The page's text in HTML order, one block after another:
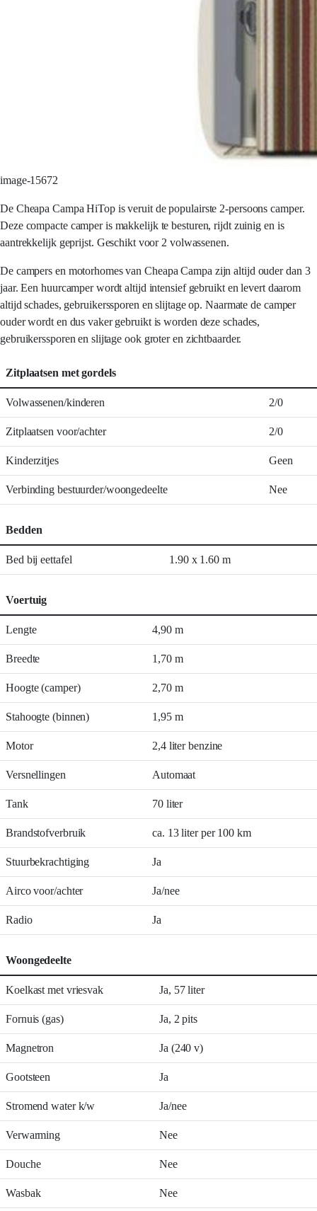
image-15672
De Cheapa Campa HiTop is veruit de populairste 2-persoons camper.
Deze compacte camper is makkelijk te besturen, rijdt zuinig en is
aantrekkelijk geprijst. Geschikt voor 2 volwassenen.
De campers en motorhomes van Cheapa Campa zijn altijd ouder dan 3
jaar. Een huurcamper wordt altijd intensief gebruikt en levert daarom
altijd schades, gebruikerssporen en slijtage op. Naarmate de camper
ouder wordt en dus vaker gebruikt is worden deze schades,
gebruikerssporen en slijtage ook groter en zichtbaarder.
Zitplaatsen met gordels
Volwassenen/kinderen 2/0
Zitplaatsen voor/achter 2/0
Kinderzitjes Geen
Verbinding bestuurder/woongedeelte Nee
Bedden
Bed bij eettafel 1.90 x 1.60 m
Voertuig
Lengte 4,90 m
Breedte 1,70 m
Hoogte (camper) 2,70 m
Stahoogte (binnen) 1,95 m
Motor 2,4 liter benzine
Versnellingen Automaat
Tank 70 liter
Brandstofverbruik ca. 13 liter per 100 km
Stuurbekrachtiging Ja
Airco voor/achter Ja/nee
Radio Ja
Woongedeelte
Koelkast met vriesvak Ja, 57 liter
Fornuis (gas) Ja, 2 pits
Magnetron Ja (240 v)
Gootsteen Ja
Stromend water k/w Ja/nee
Verwarming Nee
Douche Nee
Wasbak Nee